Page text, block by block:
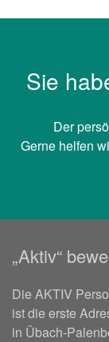
Sie
Der
Gerne helfen
„Aktiv“
Die AKTIV
ist die erste
in Übach-